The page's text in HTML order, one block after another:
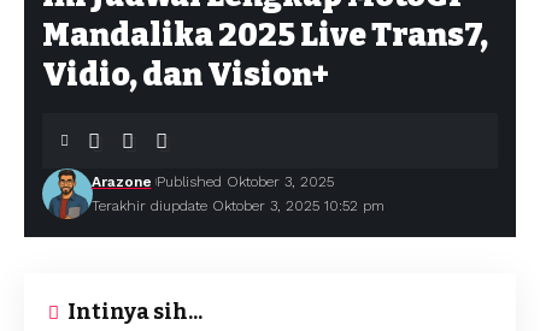
Mandalika 2025 Live Trans7,
Vidio, dan Vision+
Terakhir diupdate Oktober 3, 2025 10:52 pm
Arazone Published Oktober 3, 2025
Intinya sih...